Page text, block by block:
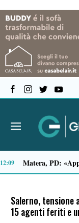
Tamponamento sulla litoranea di Pontecagnano: due ragazze ferite, madre e figlia illese
​Salerno,
15 agenti feriti e